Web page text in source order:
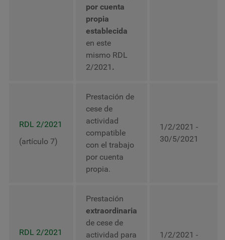
por cuenta
propia
establecida
en este
mismo RDL
2/2021 .
RDL 2/2021
(artículo 7)
Prestación de
cese de
actividad
compatible
con el trabajo
por cuenta
propia.
1/2/2021 -
30/5/2021
RDL 2/2021
Prestación
extraordinaria
de cese de
actividad para
1/2/2021 -